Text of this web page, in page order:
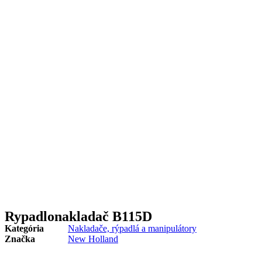
Rypadlonakladač B115D
Kategória
Nakladače, rýpadlá a manipulátory
Značka
New Holland